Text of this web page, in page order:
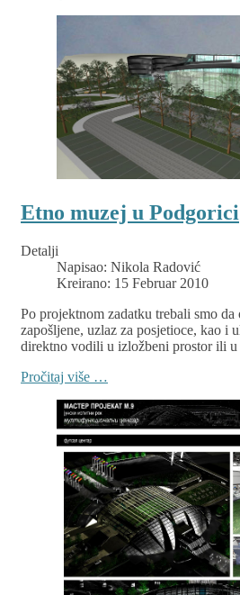
Etno muzej u Podgorici
Detalji
Napisao: Nikola Radović
Kreirano: 15 Februar 2010
Po projektnom zadatku trebali smo da
zapošljene, uzlaz za posjetioce, kao i
direktno vodili u izložbeni prostor ili u
Pročitaj više …